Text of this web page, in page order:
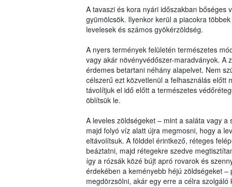
A tavaszi és kora nyári időszakban bőséges
gyümölcsök. Ilyenkor kerül a piacokra
levelesek és számos gyökérzöldség.
A nyers termények felületén természetes
vagy akár növényvédőszer-maradványok. A
érdemes betartani néhány alapelvet. Nem
célszerű ezt közvetlenül a felhasználás előtt
távolítjuk el idő előtt a természetes
öblítsük le.
A leveles zöldségeket – mint a saláta vagy
majd folyó víz alatt újra megmosni, hogy a
eltávolítsuk. A földdel érintkező, réteges
beáztatni, majd rétegekre szedve
így a rózsák közé bújt apró rovarok és
érdekében a keményebb héjú zöldségeket
megdörzsölni, akár egy erre a célra szolgáló